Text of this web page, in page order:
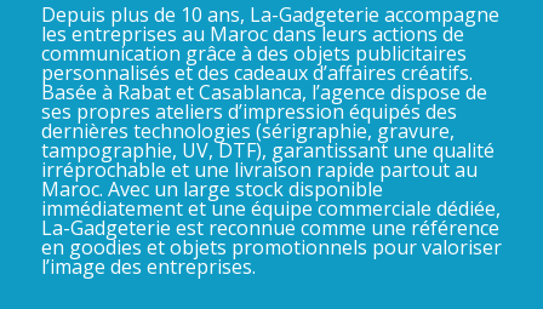
Depuis plus de 10 ans, La-Gadgeterie accompagne
les entreprises au Maroc dans leurs actions de
communication grâce à des objets publicitaires
personnalisés et des cadeaux d’affaires créatifs.
Basée à Rabat et Casablanca, l’agence dispose de
ses propres ateliers d’impression équipés des
dernières technologies (sérigraphie, gravure,
tampographie, UV, DTF), garantissant une qualité
irréprochable et une livraison rapide partout au
Maroc. Avec un large stock disponible
immédiatement et une équipe commerciale dédiée,
La-Gadgeterie est reconnue comme une référence
en goodies et objets promotionnels pour valoriser
l’image des entreprises.